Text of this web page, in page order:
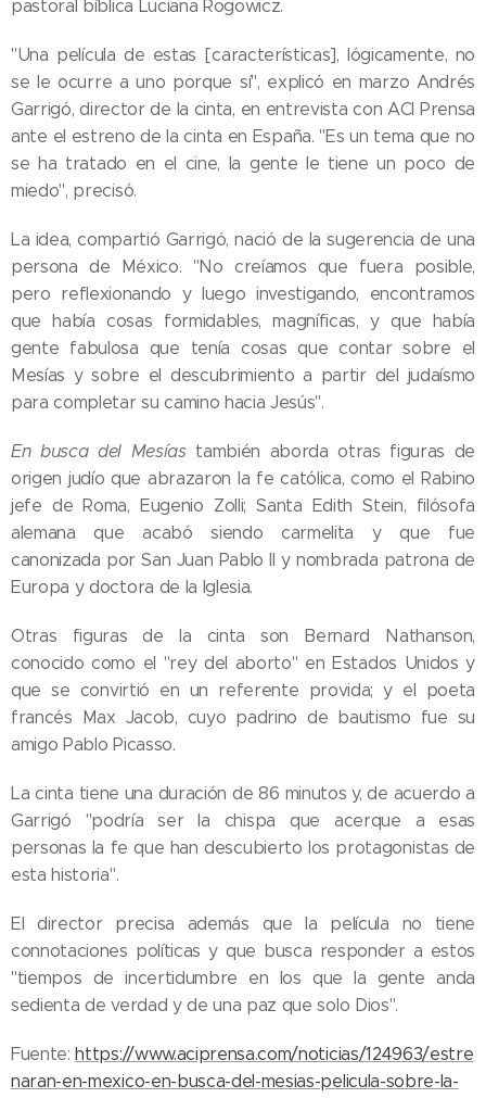
pastoral bíblica Luciana Rogowicz.
"Una película de estas [características], lógicamente, no
se le ocurre a uno porque sí", explicó en marzo Andrés
Garrigó, director de la cinta, en entrevista con ACI Prensa
ante el estreno de la cinta en España. "Es un tema que no
se ha tratado en el cine, la gente le tiene un poco de
miedo", precisó.
La idea, compartió Garrigó, nació de la sugerencia de una
persona de México. "No creíamos que fuera posible,
pero reflexionando y luego investigando, encontramos
que había cosas formidables, magníficas, y que había
gente fabulosa que tenía cosas que contar sobre el
Mesías y sobre el descubrimiento a partir del judaísmo
para completar su camino hacia Jesús".
En busca del Mesíastambién aborda otras figuras de
origen judío que abrazaron la fe católica, como el Rabino
jefe de Roma, Eugenio Zolli; Santa Edith Stein, filósofa
alemana que acabó siendo carmelita y que fue
canonizada por San Juan Pablo II y nombrada patrona de
Europa y doctora de la Iglesia.
Otras figuras de la cinta son Bernard Nathanson,
conocido como el "rey del aborto" en Estados Unidos y
que se convirtió en un referente provida; y el poeta
francés Max Jacob, cuyo padrino de bautismo fue su
amigo Pablo Picasso.
La cinta tiene una duración de 86 minutos y, de acuerdo a
Garrigó "podría ser la chispa que acerque a esas
personas la fe que han descubierto los protagonistas de
esta historia".
El director precisa además que la película no tiene
connotaciones políticas y que busca responder a estos
"tiempos de incertidumbre en los que la gente anda
sedienta de verdad y de una paz que solo Dios".
Fuente:https://www.aciprensa.com/noticias/124963/estre
naran-en-mexico-en-busca-del-mesias-pelicula-sobre-la-
05.08.2026
suicidio
asistido
04.08.2026